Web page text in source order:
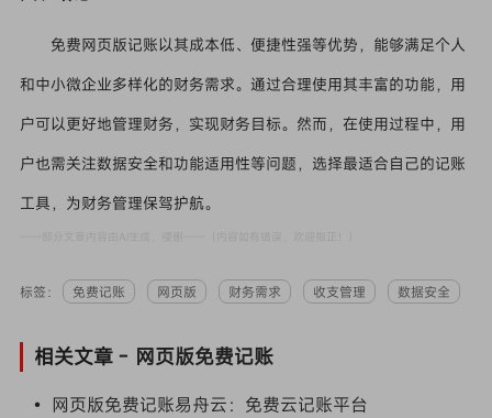
免费网页版记账以其成本低、便捷性强等优势，能够满足个人
和中小微企业多样化的财务需求。通过合理使用其丰富的功能，用
户可以更好地管理财务，实现财务目标。然而，在使用过程中，用
户也需关注数据安全和功能适用性等问题，选择最适合自己的记账
工具，为财务管理保驾护航。
标签： 免费记账 网页版 财务需求 收支管理 数据安全
相关文章 - 网页版免费记账
• 网页版免费记账易舟云：免费云记账平台